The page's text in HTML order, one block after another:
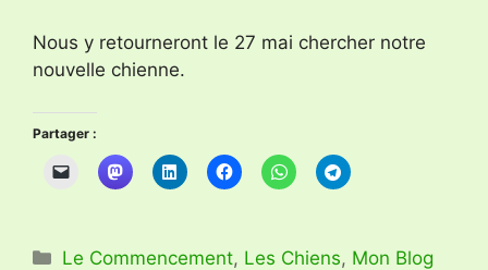
Nous y retourneront le 27 mai chercher notre
nouvelle chienne.
Partager :
Catégories
Le Commencement, Les Chiens, Mon Blog